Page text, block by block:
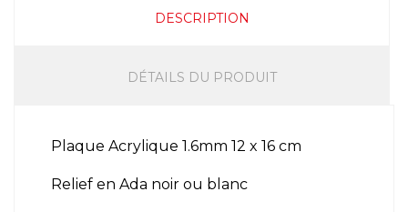
DESCRIPTION
DÉTAILS DU PRODUIT
Plaque Acrylique 1.6mm 12 x 16 cm
Relief en Ada noir ou blanc